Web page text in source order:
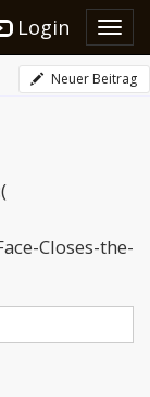
Login
Neuer Beitrag
Closes-the-